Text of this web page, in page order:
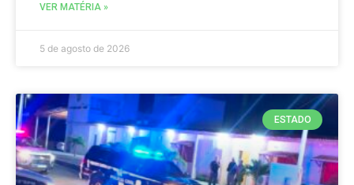
VER MATÉRIA »
5 de agosto de 2026
ESTADO